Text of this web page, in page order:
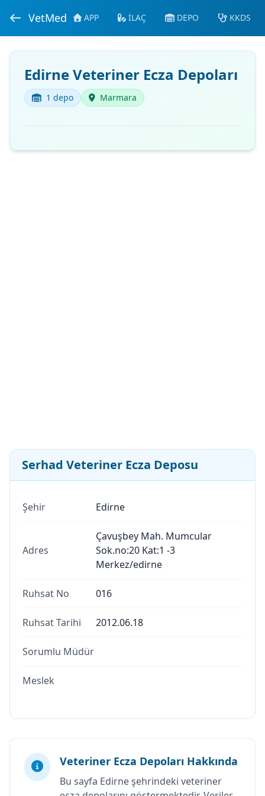
VetMed APP İLAÇ DEPO KKDS
Edirne Veteriner Ecza Depoları
1 depo Marmara
Serhad Veteriner Ecza Deposu
Şehir Edirne
Adres
Çavuşbey Mah. Mumcular
Sok.no:20 Kat:1 -3
Merkez/edirne
Ruhsat No 016
Ruhsat Tarihi 2012.06.18
Sorumlu Müdür
Meslek
Veteriner Ecza Depoları Hakkında
Bu sayfa Edirne şehrindeki veteriner